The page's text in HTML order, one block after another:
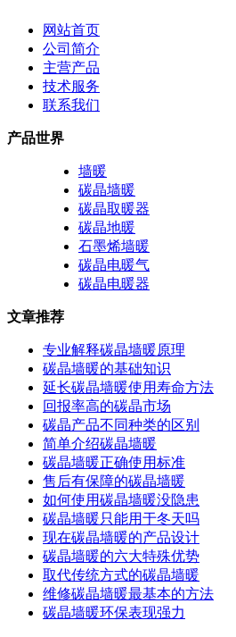
网站首页
公司简介
主营产品
技术服务
联系我们
产品世界
墙暖
碳晶墙暖
碳晶取暖器
碳晶地暖
石墨烯墙暖
碳晶电暖气
碳晶电暖器
文章推荐
专业解释碳晶墙暖原理
碳晶墙暖的基础知识
延长碳晶墙暖使用寿命方法
回报率高的碳晶市场
碳晶产品不同种类的区别
简单介绍碳晶墙暖
碳晶墙暖正确使用标准
售后有保障的碳晶墙暖
如何使用碳晶墙暖没隐患
碳晶墙暖只能用于冬天吗
现在碳晶墙暖的产品设计
碳晶墙暖的六大特殊优势
取代传统方式的碳晶墙暖
维修碳晶墙暖最基本的方法
碳晶墙暖环保表现强力